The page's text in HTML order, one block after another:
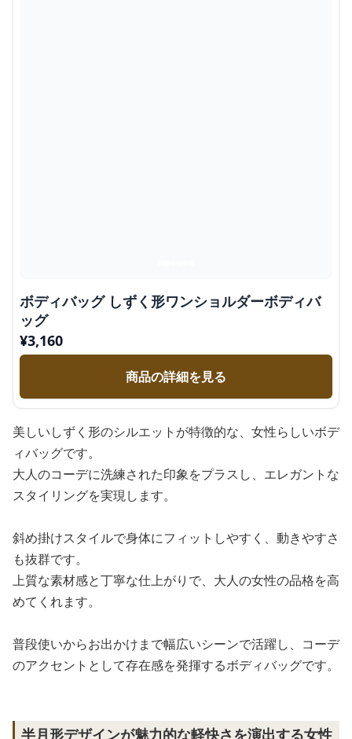
ボディバッグ しずく形ワンショルダーボディバ
ッグ
¥3,160
商品の詳細を見る
美しいしずく形のシルエットが特徴的な、女性らしいボデ
ィバッグです。
大人のコーデに洗練された印象をプラスし、エレガントな
スタイリングを実現します。
斜め掛けスタイルで身体にフィットしやすく、動きやすさ
も抜群です。
上質な素材感と丁寧な仕上がりで、大人の女性の品格を高
めてくれます。
普段使いからお出かけまで幅広いシーンで活躍し、コーデ
のアクセントとして存在感を発揮するボディバッグです。
半月形デザインが魅力的な軽快さを演出する女性